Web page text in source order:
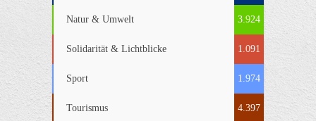
Natur & Umwelt 3.924
Solidarität & Lichtblicke 1.091
Sport 1.974
Tourismus 4.397